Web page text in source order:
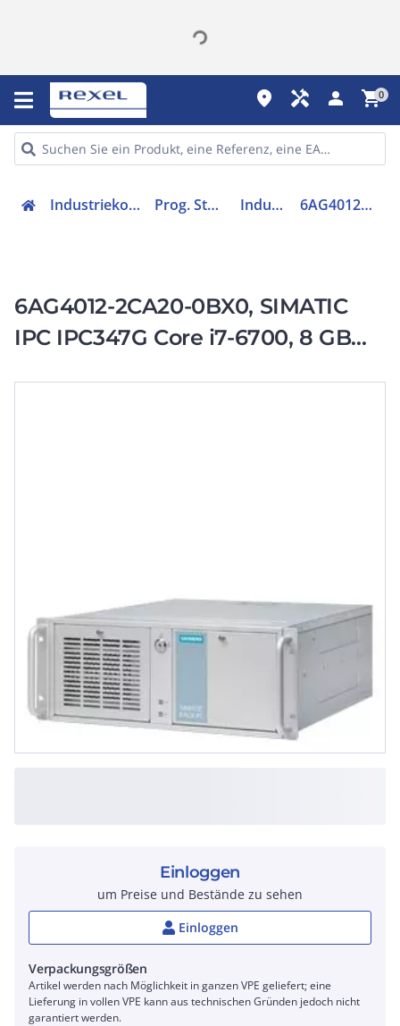
place handyman person shopping_cart0
Industriekomponenten Prog. Steuerungen Industrie-PC 6AG40122CA200BX0
6AG4012-2CA20-0BX0, SIMATIC
IPC IPC347G Core i7-6700, 8 GB
Einloggen
um Preise und Bestände zu sehen
Einloggen
Verpackungsgrößen
Artikel werden nach Möglichkeit in ganzen VPE geliefert; eine
Lieferung in vollen VPE kann aus technischen Gründen jedoch nicht
garantiert werden.